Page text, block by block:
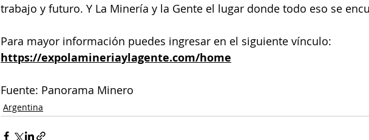
trabajo y futuro. Y La Minería y la Gente el lugar donde todo eso se
Para mayor información puedes ingresar en el siguiente vínculo:
https://expolamineriaylagente.com/home
Fuente: Panorama Minero
Argentina